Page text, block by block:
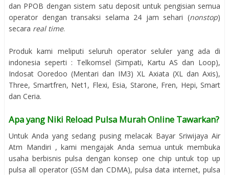
dan PPOB dengan sistem satu deposit untuk pengisian semua
operator dengan transaksi selama 24 jam sehari (nonstop)
secara real time.
Produk kami meliputi seluruh operator seluler yang ada di
indonesia seperti : Telkomsel (Simpati, Kartu AS dan Loop),
Indosat Ooredoo (Mentari dan IM3) XL Axiata (XL dan Axis),
Three, Smartfren, Net1, Flexi, Esia, Starone, Fren, Hepi, Smart
dan Ceria.
Apa yang Niki Reload Pulsa Murah Online Tawarkan?
Untuk Anda yang sedang pusing melacak Bayar Sriwijaya Air
Atm Mandiri , kami mengajak Anda semua untuk membuka
usaha berbisnis pulsa dengan konsep one chip untuk top up
pulsa all operator (GSM dan CDMA), pulsa data internet, pulsa